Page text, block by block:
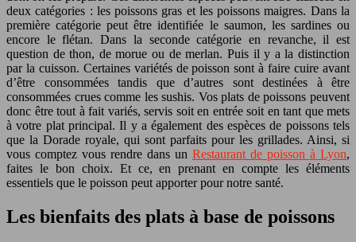
deux catégories : les poissons gras et les poissons maigres. Dans la
première catégorie peut être identifiée le saumon, les sardines ou
encore le flétan. Dans la seconde catégorie en revanche, il est
question de thon, de morue ou de merlan. Puis il y a la distinction
par la cuisson. Certaines variétés de poisson sont à faire cuire avant
d’être consommées tandis que d’autres sont destinées à être
consommées crues comme les sushis. Vos plats de poissons peuvent
donc être tout à fait variés, servis soit en entrée soit en tant que mets
à votre plat principal. Il y a également des espèces de poissons tels
que la Dorade royale, qui sont parfaits pour les grillades. Ainsi, si
vous comptez vous rendre dans un Restaurant de poisson à Lyon,
faites le bon choix. Et ce, en prenant en compte les éléments
essentiels que le poisson peut apporter pour notre santé.
Les bienfaits des plats à base de poissons